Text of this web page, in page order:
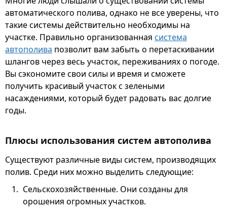
автоматического полива, однако не все уверены, что
такие системы действительно необходимы на
участке. Правильно организованная система
автополива позволит вам забыть о перетаскивании
шлангов через весь участок, переживаниях о погоде.
Вы сэкономите свои силы и время и сможете
получить красивый участок с зелеными
насаждениями, который будет радовать вас долгие
годы.
Плюсы использования систем автополива
Существуют различные виды систем, производящих
полив. Среди них можно выделить следующие:
Сельскохозяйственные. Они созданы для
орошения огромных участков.